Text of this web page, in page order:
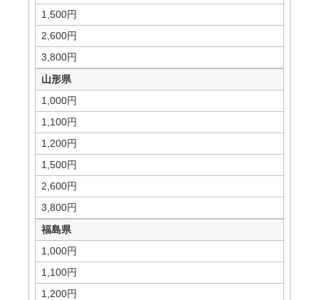
1,500円
2,600円
3,800円
山形県
1,000円
1,100円
1,200円
1,500円
2,600円
3,800円
福島県
1,000円
1,100円
1,200円